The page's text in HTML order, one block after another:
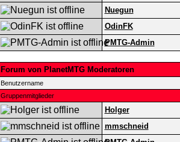
Nuegun
OdinFK
PMTG-Admin
Forum von PlanetMTG Moderatoren
Benutzername
Gruppenmitglieder
Holger
mmschneid